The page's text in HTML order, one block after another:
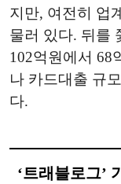
지만, 여전히 업
물러 있다. 뒤를
102억원에서 68
나 카드대출 규
다.
‘트래블로그’